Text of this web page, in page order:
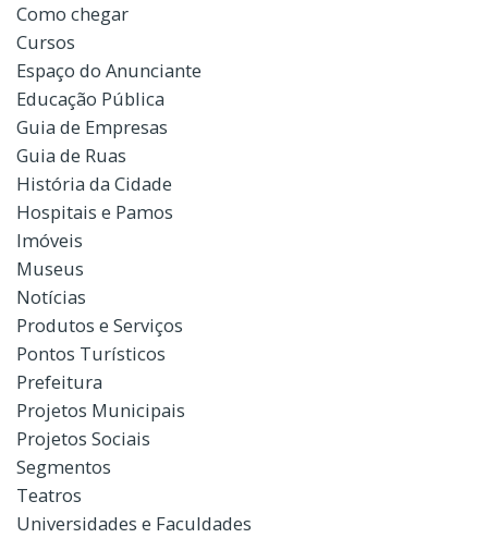
Como chegar
Cursos
Espaço do Anunciante
Educação Pública
Guia de Empresas
Guia de Ruas
História da Cidade
Hospitais e Pamos
Imóveis
Museus
Notícias
Produtos e Serviços
Pontos Turísticos
Prefeitura
Projetos Municipais
Projetos Sociais
Segmentos
Teatros
Universidades e Faculdades